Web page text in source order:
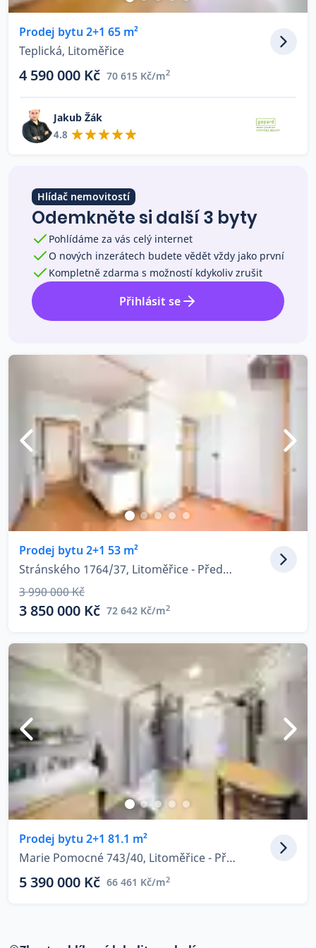
Co říkají naši zákazníci
Blog
O nás
Kariéra
Prodej bytu 2+1 65 m²
Teplická, Litoměřice
4 590 000 Kč 70 615 Kč/m2
Jakub Žák
4.8
Hlídač nemovitostí
Odemkněte si další 3 byty
Pohlídáme za vás celý internet
O nových inzerátech budete vědět vždy jako první
Kompletně zdarma s možností kdykoliv zrušit
Přihlásit se
Prodej bytu 2+1 53 m²
Stránského 1764/37, Litoměřice - Předměstí
3 990 000 Kč
3 850 000 Kč 72 642 Kč/m2
Prodej bytu 2+1 81.1 m²
Marie Pomocné 743/40, Litoměřice - Předměstí
5 390 000 Kč 66 461 Kč/m2